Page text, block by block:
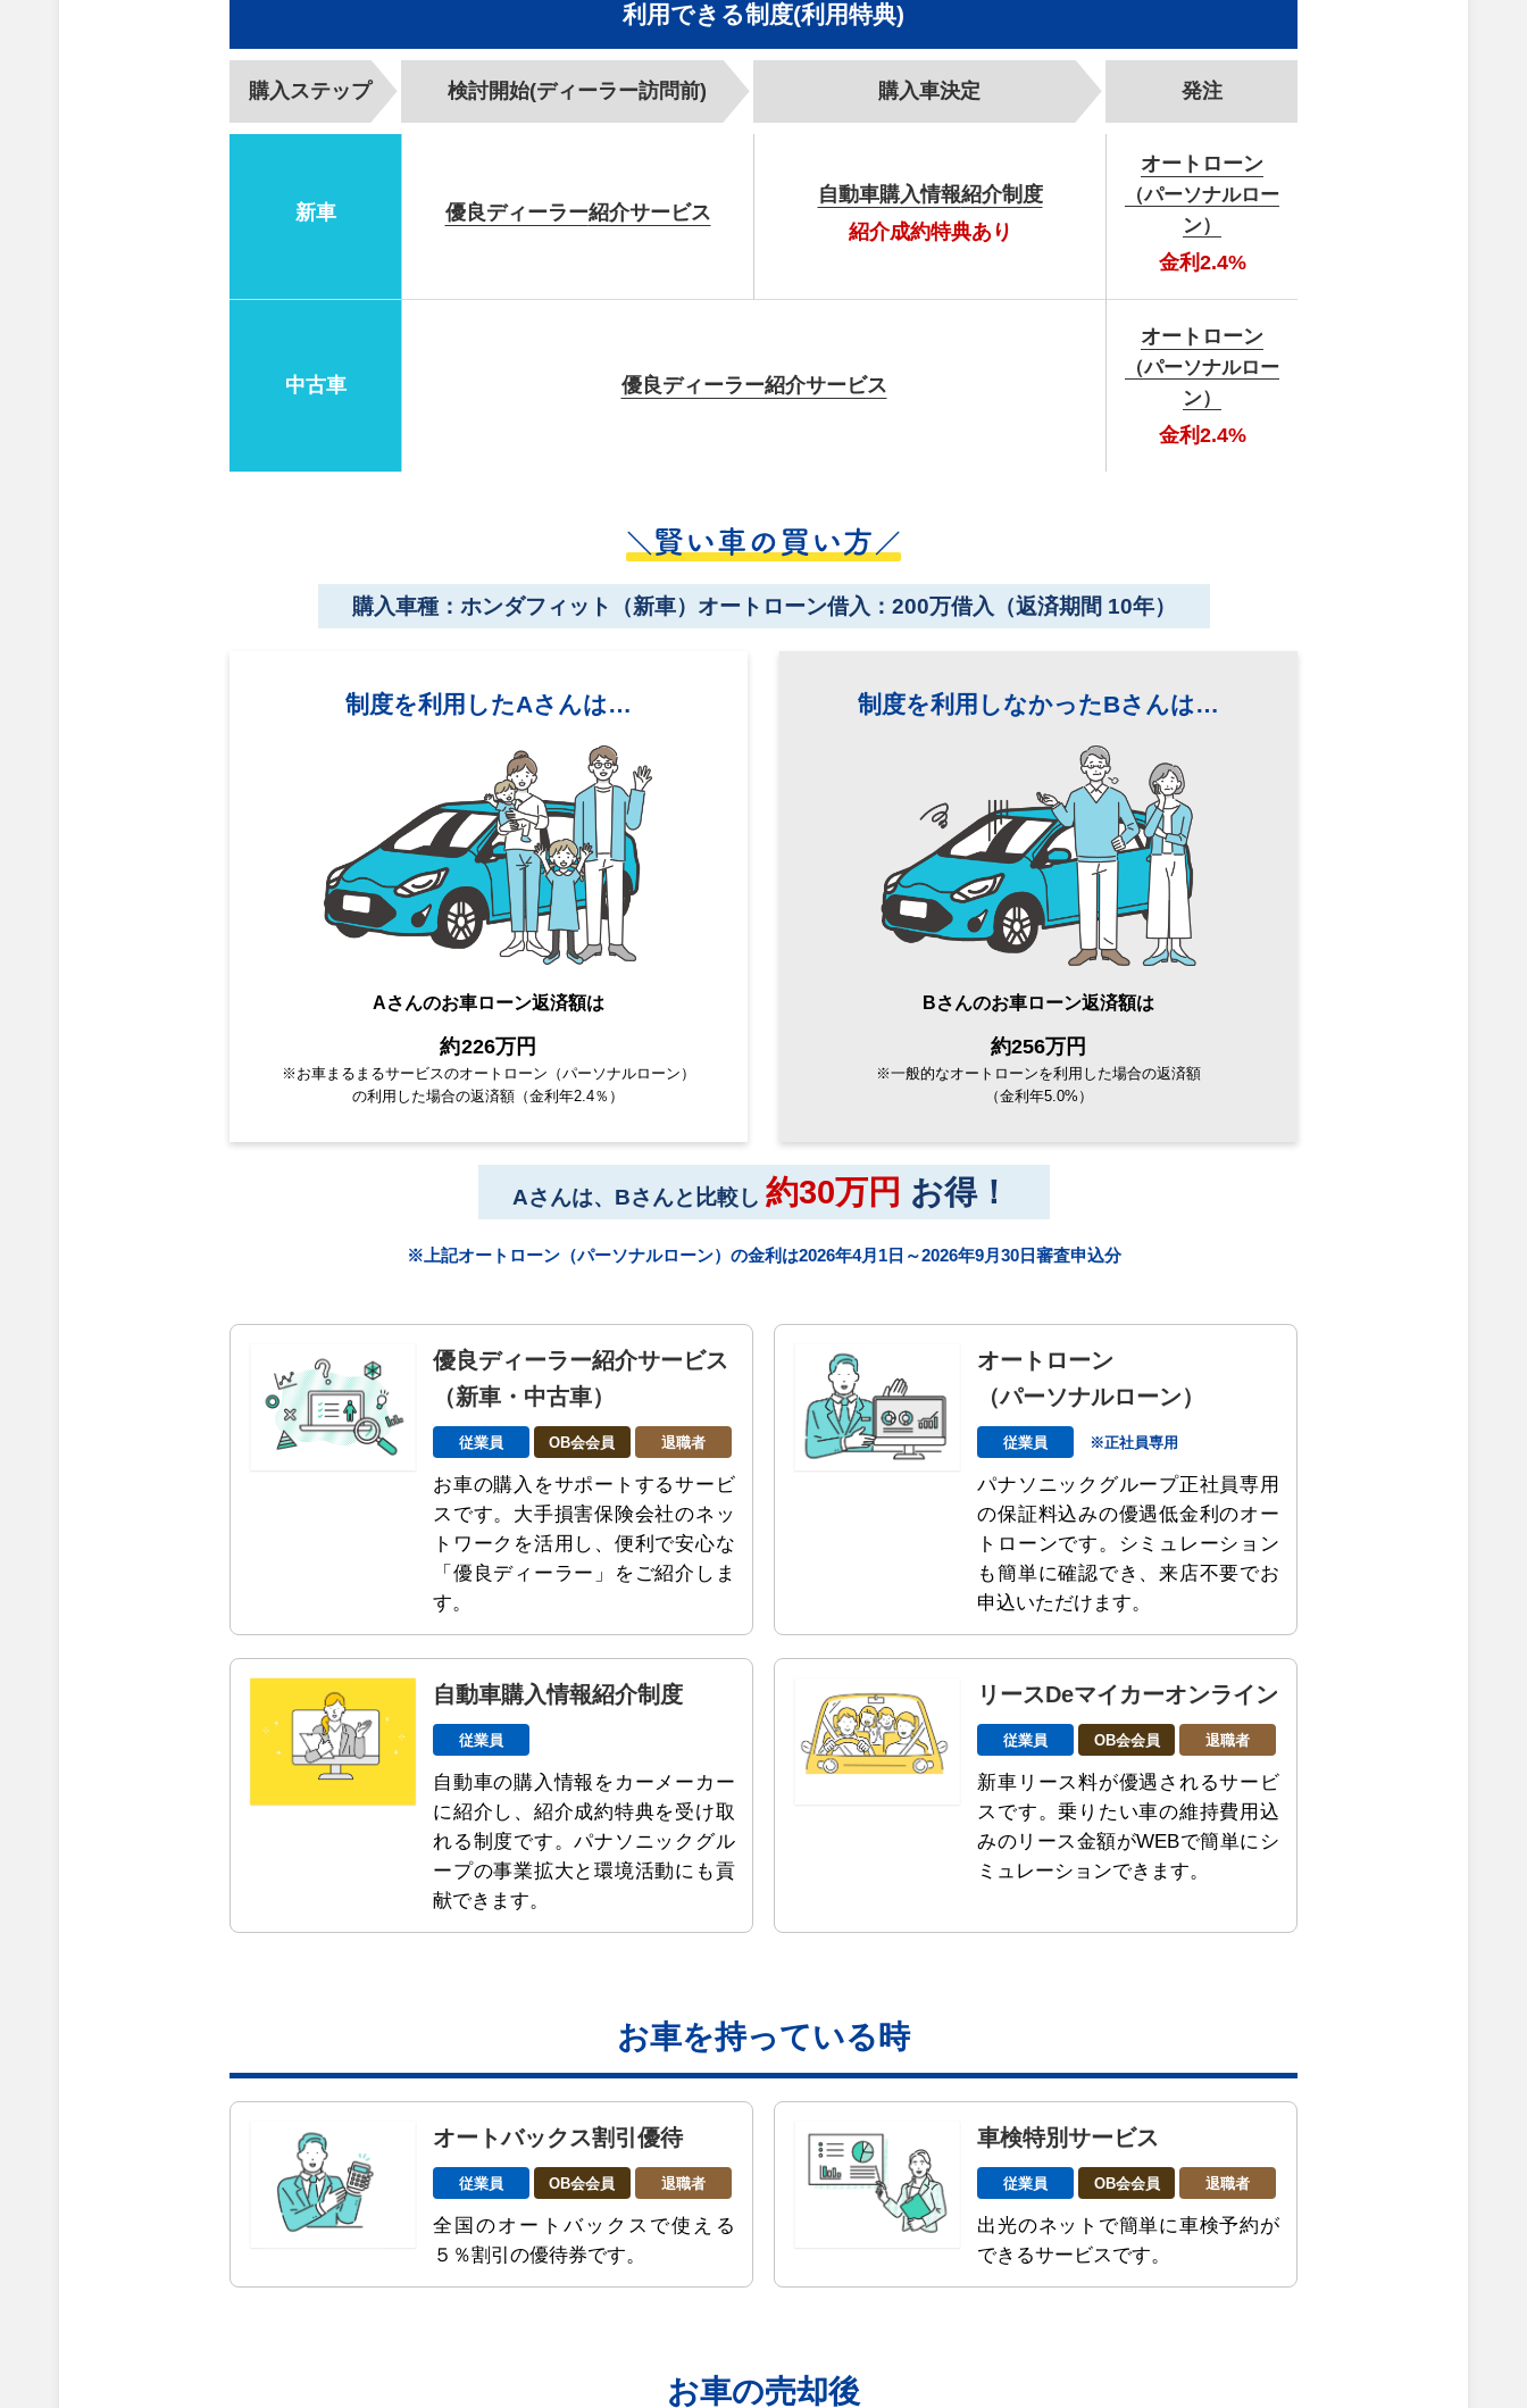
利用できる制度(利用特典)
購入ステップ 検討開始(ディーラー訪問前) 購入車決定 発注
新車 優良ディーラー紹介サービス
自動車購入情報紹介制度
紹介成約特典あり
オート ローン
（パーソナルロー
ン）
金利2.4%
中古車 優良ディーラー紹介サービス
オート ローン
（パーソナルロー
ン）
金利2.4%
購入車種：ホンダフィット（新車） オートローン借入：200万借入 （返済期間 10年）
制度を利用したAさんは…
Aさんのお車ローン返済額は
約226万円
※お車まるまるサービスのオートローン（パーソナルローン）
の利用した場合の返済額（金利年2.4％）
制度を利用しなかったBさんは…
Bさんのお車ローン返済額は
約256万円
※一般的なオートローンを利用した場合の返済額
（金利年5.0%）
Aさんは、Bさんと比較し 約30万円 お得！
※上記オートローン（パーソナルローン）の金利は2026年4月1日～2026年9月30日審査申込分
優良ディーラー紹介サービス
（新車・中古車）
従業員 OB会会員 退職者
お車の購入をサポートするサービ
スです。大手損害保険会社のネッ
トワークを活用し、便利で安心な
「優良ディーラー」をご紹介しま
す。
オートローン
（パーソナルローン）
従業員 ※正社員専用
パナソニックグループ正社員専用
の保証料込みの優遇低金利のオー
トローンです。シミュレーション
も簡単に確認でき、来店不要でお
申込いただけます。
自動車購入情報紹介制度
従業員
自動車の購入情報をカーメーカー
に紹介し、紹介成約特典を受け取
れる制度です。パナソニックグル
ープの事業拡大と環境活動にも貢
献できます。
リースDeマイカーオンライン
従業員 OB会会員 退職者
新車リース料が優遇されるサービ
スです。乗りたい車の維持費用込
みのリース金額がWEBで簡単にシ
ミュレーションできます。
お車を持っている時
オートバックス割引優待
従業員 OB会会員 退職者
全国のオートバックスで使える
５％割引の優待券です。
車検特別サービス
従業員 OB会会員 退職者
出光のネットで簡単に車検予約が
できるサービスです。
お車の売却後